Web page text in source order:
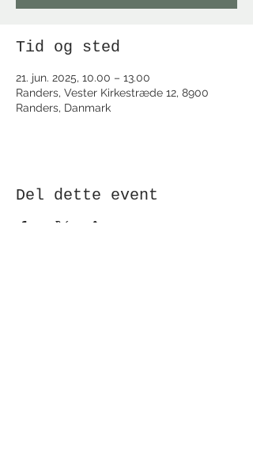
Tid og sted
21. jun. 2025, 10.00 – 13.00
Randers, Vester Kirkestræde 12, 8900
Randers, Danmark
Del dette event